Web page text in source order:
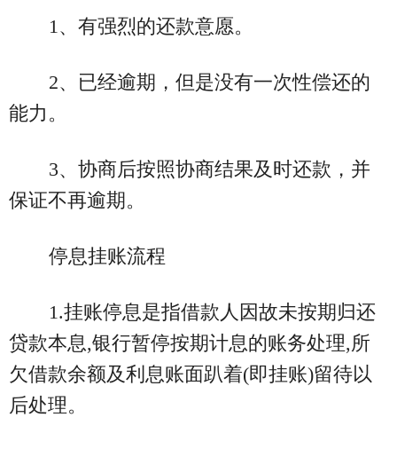
1、有强烈的还款意愿。
2、已经逾期，但是没有一次性偿还的
能力。
3、协商后按照协商结果及时还款，并
保证不再逾期。
停息挂账流程
1.挂账停息是指借款人因故未按期归还
贷款本息,银行暂停按期计息的账务处理,所
欠借款余额及利息账面趴着(即挂账)留待以
后处理。